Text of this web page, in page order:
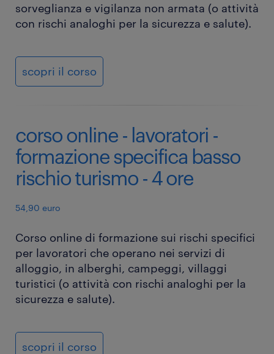
sorveglianza e vigilanza non armata (o attività
con rischi analoghi per la sicurezza e salute).
scopri il corso
corso online - lavoratori -
formazione specifica basso
rischio turismo - 4 ore
54,90 euro
Corso online di formazione sui rischi specifici
per lavoratori che operano nei servizi di
alloggio, in alberghi, campeggi, villaggi
turistici (o attività con rischi analoghi per la
sicurezza e salute).
scopri il corso